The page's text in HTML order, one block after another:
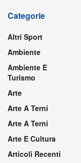
Categorie
Altri Sport
Ambiente
Ambiente E
Turismo
Arte
Arte A Terni
Arte A Terni
Arte E Cultura
Articoli Recenti